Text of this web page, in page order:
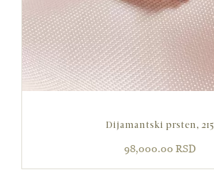
Dijamantski prsten, 215
98,000.00 RSD